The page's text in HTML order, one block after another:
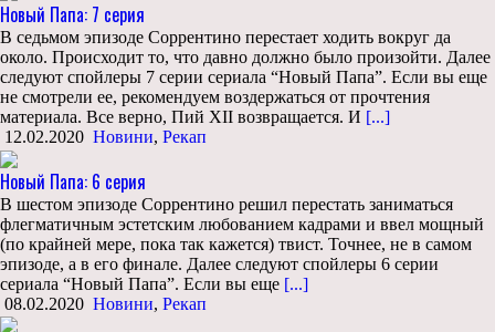
Новый Папа: 7 серия
В седьмом эпизоде Соррентино перестает ходить вокруг да
около. Происходит то, что давно должно было произойти. Далее
следуют спойлеры 7 серии сериала “Новый Папа”. Если вы еще
не смотрели ее, рекомендуем воздержаться от прочтения
материала. Все верно, Пий XII возвращается. И [...]
12.02.2020 Новини, Рекап
Новый Папа: 6 серия
В шестом эпизоде Соррентино решил перестать заниматься
флегматичным эстетским любованием кадрами и ввел мощный
(по крайней мере, пока так кажется) твист. Точнее, не в самом
эпизоде, а в его финале. Далее следуют спойлеры 6 серии
сериала “Новый Папа”. Если вы еще [...]
08.02.2020 Новини, Рекап